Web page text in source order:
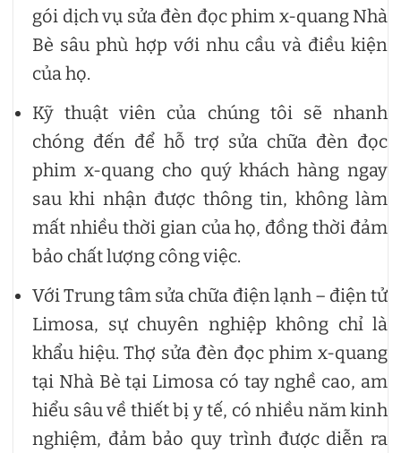
gói dịch vụ sửa đèn đọc phim x-quang Nhà
Bè sâu phù hợp với nhu cầu và điều kiện
của họ.
Kỹ thuật viên của chúng tôi sẽ nhanh
chóng đến để hỗ trợ sửa chữa đèn đọc
phim x-quang cho quý khách hàng ngay
sau khi nhận được thông tin, không làm
mất nhiều thời gian của họ, đồng thời đảm
bảo chất lượng công việc.
Với Trung tâm sửa chữa điện lạnh – điện tử
Limosa, sự chuyên nghiệp không chỉ là
khẩu hiệu. Thợ sửa đèn đọc phim x-quang
tại Nhà Bè tại Limosa có tay nghề cao, am
hiểu sâu về thiết bị y tế, có nhiều năm kinh
nghiệm, đảm bảo quy trình được diễn ra